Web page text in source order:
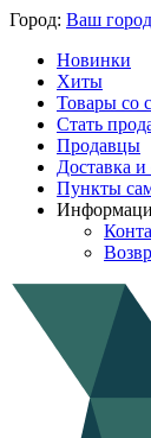
Город: Ваш город
Новинки
Хиты
Товары со
Стать
Продавцы
Доставка и
Пункты